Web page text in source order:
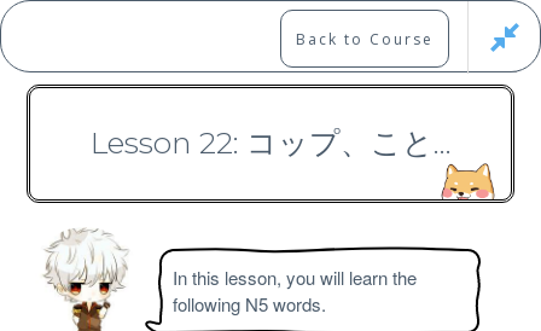
Skip
to
content
Japanese Learning Adventure
N5 Vocabulary Course
Back to Course
Lesson 22: コップ、こと…
In this lesson, you will learn the
following N5 words.